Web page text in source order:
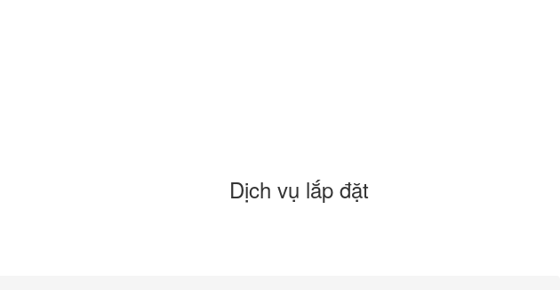
Dịch vụ lắp đặt